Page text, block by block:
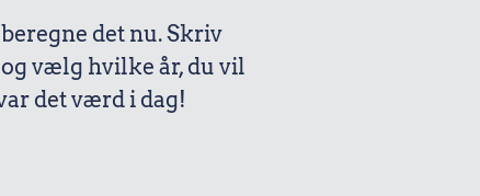
det nu. Skriv
vælg hvilke år, du vil
det værd i dag!